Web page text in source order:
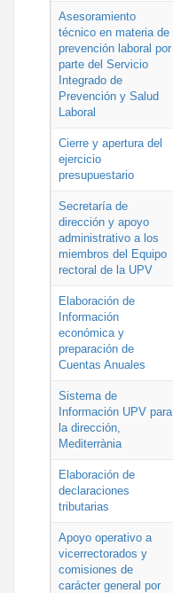
Asesoramiento
técnico en materia de
prevención laboral por
parte del Servicio
Integrado de
Prevención y Salud
Laboral
Cierre y apertura del
ejercicio
presupuestario
Secretaría de
dirección y apoyo
administrativo a los
miembros del Equipo
rectoral de la UPV
Elaboración de
Información
económica y
preparación de
Cuentas Anuales
Sistema de
Información UPV para
la dirección,
Mediterrània
Elaboración de
declaraciones
tributarias
Apoyo operativo a
vicerrectorados y
comisiones de
carácter general por